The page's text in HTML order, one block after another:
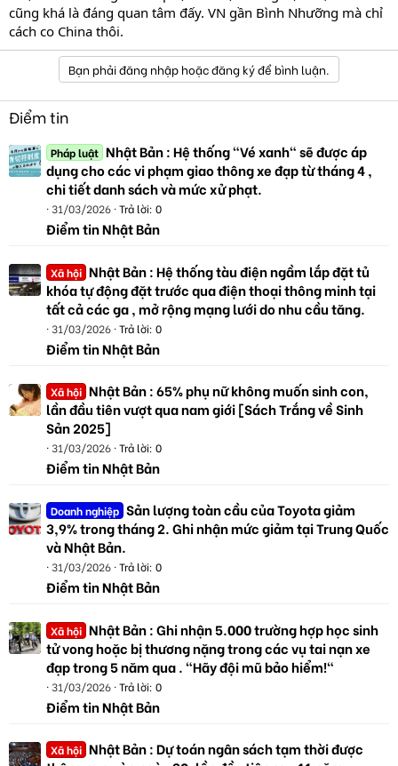
cũng khá là đáng quan tâm đấy. VN gần Bình Nhưỡng mà chỉ
cách co China thôi.
Bạn phải đăng nhập hoặc đăng ký để bình luận.
Điểm tin
Pháp luật Nhật Bản : Hệ thống "Vé xanh" sẽ được áp
dụng cho các vi phạm giao thông xe đạp từ tháng 4 ,
chi tiết danh sách và mức xử phạt.
31/03/2026 Trả lời: 0
Điểm tin Nhật Bản
Xã hội Nhật Bản : Hệ thống tàu điện ngầm lắp đặt tủ
khóa tự động đặt trước qua điện thoại thông minh tại
tất cả các ga , mở rộng mạng lưới do nhu cầu tăng.
31/03/2026 Trả lời: 0
Điểm tin Nhật Bản
Xã hội Nhật Bản : 65% phụ nữ không muốn sinh con,
lần đầu tiên vượt qua nam giới [Sách Trắng về Sinh
Sản 2025]
31/03/2026 Trả lời: 0
Điểm tin Nhật Bản
Doanh nghiệp Sản lượng toàn cầu của Toyota giảm
3,9% trong tháng 2. Ghi nhận mức giảm tại Trung Quốc
và Nhật Bản.
31/03/2026 Trả lời: 0
Điểm tin Nhật Bản
Xã hội Nhật Bản : Ghi nhận 5.000 trường hợp học sinh
tử vong hoặc bị thương nặng trong các vụ tai nạn xe
đạp trong 5 năm qua . "Hãy đội mũ bảo hiểm!"
31/03/2026 Trả lời: 0
Điểm tin Nhật Bản
Xã hội Nhật Bản : Dự toán ngân sách tạm thời được